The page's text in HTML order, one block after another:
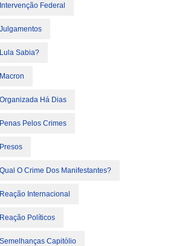
Federal
Sabia?
Há Dias
Pelos Crimes
O Crime Dos Manifestantes?
Internacional
Políticos
Capitólio